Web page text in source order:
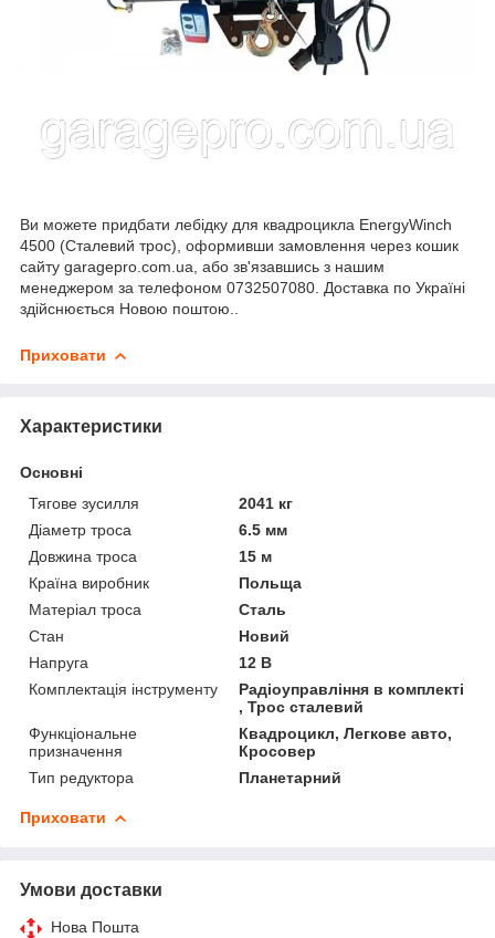
Ви можете придбати лебідку для квадроцикла EnergyWinch
4500 (Сталевий трос), оформивши замовлення через кошик
сайту garagepro.com.ua, або зв'язавшись з нашим
менеджером за телефоном 0732507080. Доставка по Україні
здійснюється Новою поштою..
Приховати
Характеристики
Основні
Тягове зусилля
2041 кг
Діаметр троса
6.5 мм
Довжина троса
15 м
Країна виробник
Польща
Матеріал троса
Сталь
Стан
Новий
Напруга
12 В
Комплектація інструменту
Радіоуправління в комплекті
, Трос сталевий
Функціональне
призначення
Квадроцикл, Легкове авто,
Кросовер
Тип редуктора
Планетарний
Приховати
Умови доставки
Нова Пошта